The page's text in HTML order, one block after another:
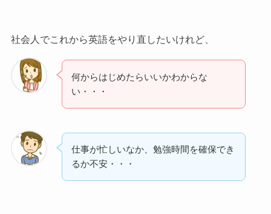
社会人でこれから英語をやり直したいけれど、
何からはじめたらいいかわからな
い・・・
仕事が忙しいなか、勉強時間を確保でき
るか不安・・・